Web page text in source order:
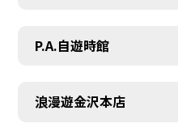
P.A.自遊時館
浪漫遊金沢本店